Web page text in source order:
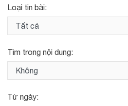
Loại tin bài:
Tìm trong nội dung:
Từ ngày: